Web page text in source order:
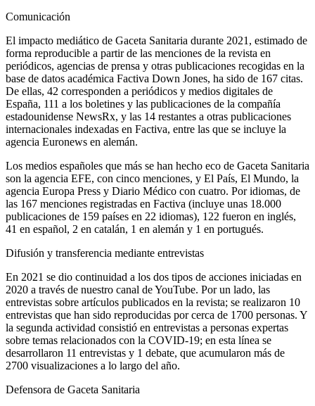
Comunicación
El impacto mediático de Gaceta Sanitaria durante 2021, estimado de
forma reproducible a partir de las menciones de la revista en
periódicos, agencias de prensa y otras publicaciones recogidas en la
base de datos académica Factiva Down Jones, ha sido de 167 citas.
De ellas, 42 corresponden a periódicos y medios digitales de
España, 111 a los boletines y las publicaciones de la compañía
estadounidense NewsRx, y las 14 restantes a otras publicaciones
internacionales indexadas en Factiva, entre las que se incluye la
agencia Euronews en alemán.
Los medios españoles que más se han hecho eco de Gaceta Sanitaria
son la agencia EFE, con cinco menciones, y El País, El Mundo, la
agencia Europa Press y Diario Médico con cuatro. Por idiomas, de
las 167 menciones registradas en Factiva (incluye unas 18.000
publicaciones de 159 países en 22 idiomas), 122 fueron en inglés,
41 en español, 2 en catalán, 1 en alemán y 1 en portugués.
Difusión y transferencia mediante entrevistas
En 2021 se dio continuidad a los dos tipos de acciones iniciadas en
2020 a través de nuestro canal de YouTube. Por un lado, las
entrevistas sobre artículos publicados en la revista; se realizaron 10
entrevistas que han sido reproducidas por cerca de 1700 personas. Y
la segunda actividad consistió en entrevistas a personas expertas
sobre temas relacionados con la COVID-19; en esta línea se
desarrollaron 11 entrevistas y 1 debate, que acumularon más de
2700 visualizaciones a lo largo del año.
Defensora de Gaceta Sanitaria